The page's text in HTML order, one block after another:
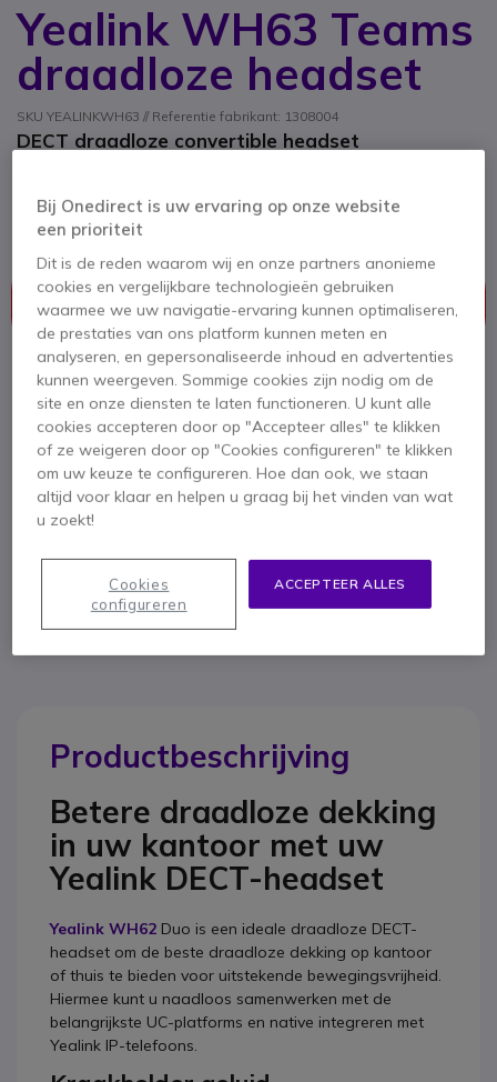
Yealink WH63 Teams
draadloze headset
SKU YEALINKWH63 // Referentie fabrikant: 1308004
DECT draadloze convertible headset
5 van 1 Reviews
Dit product wordt niet meer geproduceerd.
Dit product is vervangen door Yealink WH63 E2
Teams
Yealink WH63 E2 Teams
139,95 €
109,95 €
Ga naar het begin van de afbeeldingen-gallerij
Productbeschrijving
Betere draadloze dekking
in uw kantoor met uw
Yealink DECT-headset
Yealink WH62 Duo is een ideale draadloze DECT-
headset om de beste draadloze dekking op kantoor
of thuis te bieden voor uitstekende bewegingsvrijheid.
Hiermee kunt u naadloos samenwerken met de
belangrijkste UC-platforms en native integreren met
Yealink IP-telefoons.
Bij Onedirect is uw ervaring op onze website
een prioriteit
Dit is de reden waarom wij en onze partners anonieme
cookies en vergelijkbare technologieën gebruiken
waarmee we uw navigatie-ervaring kunnen optimaliseren,
de prestaties van ons platform kunnen meten en
analyseren, en gepersonaliseerde inhoud en advertenties
kunnen weergeven. Sommige cookies zijn nodig om de
site en onze diensten te laten functioneren. U kunt alle
cookies accepteren door op "Accepteer alles" te klikken
of ze weigeren door op "Cookies configureren" te klikken
om uw keuze te configureren. Hoe dan ook, we staan
altijd voor klaar en helpen u graag bij het vinden van wat
u zoekt!
ACCEPTEER ALLES
Cookies
configureren